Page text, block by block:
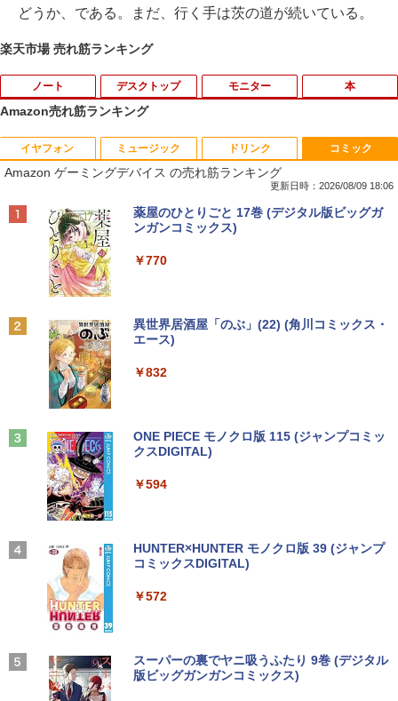
どうか、である。まだ、行く手は茨の道が続いている。
楽天市場 売れ筋ランキング
ノート
1
【ノートPC用】【あんしん3ヶ月に延長
保証】通常付属している30日の保証期間
が3ヶ月に延長されます。【単品購入・併
ノートパソコン専用】
2
【期間限定★新品無線マウス付】中古ノ
ートパソコン Windows11 Office2019搭
載 15.6型 テンキー付き Celeron 第8世代
28GB～1TB Webカメラ DVD 無線LAN
￥9,999
コン Windows11 office付き｜中古ノー
トパソコン 15.6 テンキー付き｜ノートパ
ソコンWindows11 第8世代
デスクトップ
1
中古パソコン | NEC | Mate MKM28L-3 |
Windows11 | デスクトップ | 一年保証 |
第8世代 | Core i5 8400 2.8(〜最大4.0)G
チ | 無線LAN:なし | Win11Pro64bit
2
HP ProDesk 400 G6 DM 【Core i5 1050
0T/メモリ16GB(DDR4)/SSD256GB(M.2
NVMe)/Win11Pro-64bit】【中古/送料無
【正規永久版Office付き】ミニpc 【Intel
ini pc Windows11 Pro 超軽量 4コア/4ス
ネ オフィス高速起動 省電力 静音設計
応】Dell OptiPlex 3070 SFF/第9世代 Co
re i5/メモリ:8GB/16GB/32GB/SSD:256
モニター
1
NEC AS223WM 液晶モニター 21.5イン
チワイド 白 ホワイト 1920×1080 （フル
HD）TN 白色LEDバックライト ミニ D-s
対応 スイッチ 【中古】
2
中古モニター | 液晶ディスプレイ | PHILI
PS | 243V5QHABA/11 | 23.6インチワイ
ド 1920×1080(フルHD) | LEDバックライ
VI-D・HDMI) | VGAケーブル・電源ケー
【ポイント最大28倍】 lenovo モニター
A規格 67D5KAC6JP レノボ ディスプレ
イ 液晶モニター 【展示品特価】
￥8,980
【お買い物マラソ開催中！P最大31.5%還
元】五年保証 白 モバイルモニター 15.6
本
1
宇宙兄弟（46） 【電子書籍】[ 小山宙哉
]
￥1,131
￥21,560
￥1,689
￥2,200
全16巻+別巻5冊定番セット [ 山本 博文
]
Amazon売れ筋ランキング
イヤフォン
Anker Soundcore P40i オフホワイト
Anker Soundcore P31i ブラック
Anker Soundcore Liberty 5 ミッドナイトブ
ラック
￥14,990
【2026年アップグレード版】AOKIMI ワイヤ
レスイヤホン bluetooth イヤホン V12 小型
るーとゅーす コードレス ENCノイズキャン
￥1,964
ミュージック
BRUCE WAYNE feat. Flo Milli, ATL Jacob
[Explicit]
￥250
BRUCE WAYNE feat. Flo Milli, ATL Jacob
[Explicit]
￥250
見知らぬ糸
On My Road (Stadium ver.)
On My Road (Stadium ver.)
ドリンク
【Amazon.co.jp限定】 い・ろ・は・す 2L P
ET ラベルレス ×8本
￥1,112
by Amazon 天然水 ラベルレス 500ml ×24本
富士山の天然水 バナジウム含有 水 ミネラル
ットル (Smart Basic)
by Amazon 炭酸水 ラベルレス 500ml ×24本
art Basic)
by Amazon 天然水ラベルレス 2L×9本
￥1,117
【Amazon.co.jp限定】 伊藤園 磨かれて、澄
コミック
Amazon ゲーミングデバイス の売れ筋ランキング
更新日時：2026/08/09 18:06
薬屋のひとりごと 17巻 (デジタル版ビッグガ
ンガンコミックス)
￥770
異世界居酒屋「のぶ」(22) (角川コミックス・
エース)
￥832
ONE PIECE モノクロ版 115 (ジャンプコミッ
クスDIGITAL)
￥594
HUNTER×HUNTER モノクロ版 39 (ジャンプ
コミックスDIGITAL)
￥572
スーパーの裏でヤニ吸うふたり 9巻 (デジタル
版ビッグガンガンコミックス)